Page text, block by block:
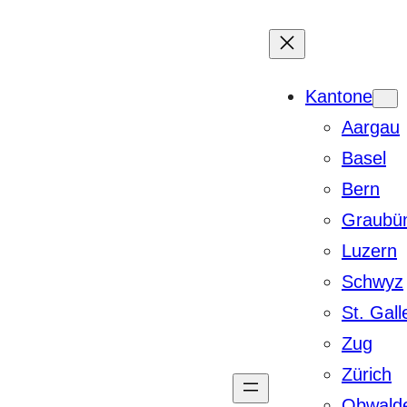
Kantone
Aargau
Basel
Bern
Luzern
Schwyz
St.
Zug
Zürich